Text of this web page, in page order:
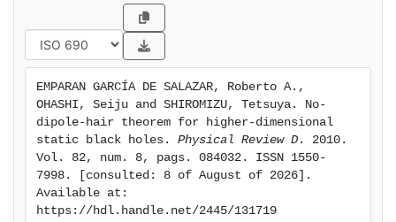
EMPARAN GARCÍA DE SALAZAR, Roberto A.,
OHASHI, Seiju and SHIROMIZU, Tetsuya. No-
dipole-hair theorem for higher-dimensional
static black holes. Physical Review D . 2010.
Vol. 82, num. 8, pags. 084032. ISSN 1550-
7998. [consulted: 8 of August of 2026].
Available at:
https://hdl.handle.net/2445/131719